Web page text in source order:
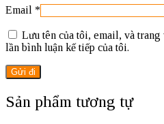
Email *
Lưu tên của tôi, email, và
lần bình luận kế tiếp của tôi.
Sản phẩm tương tự